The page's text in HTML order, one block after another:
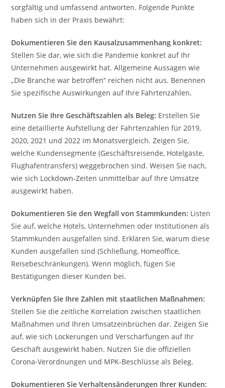
sorgfältig und umfassend antworten. Folgende Punkte
haben sich in der Praxis bewährt:
Dokumentieren Sie den Kausalzusammenhang konkret:
Stellen Sie dar, wie sich die Pandemie konkret auf Ihr
Unternehmen ausgewirkt hat. Allgemeine Aussagen wie
„Die Branche war betroffen“ reichen nicht aus. Benennen
Sie spezifische Auswirkungen auf Ihre Fahrtenzahlen.
Nutzen Sie Ihre Geschäftszahlen als Beleg: Erstellen Sie
eine detaillierte Aufstellung der Fahrtenzahlen für 2019,
2020, 2021 und 2022 im Monatsvergleich. Zeigen Sie,
welche Kundensegmente (Geschäftsreisende, Hotelgäste,
Flughafentransfers) weggebrochen sind. Weisen Sie nach,
wie sich Lockdown-Zeiten unmittelbar auf Ihre Umsätze
ausgewirkt haben.
Dokumentieren Sie den Wegfall von Stammkunden: Listen
Sie auf, welche Hotels, Unternehmen oder Institutionen als
Stammkunden ausgefallen sind. Erklären Sie, warum diese
Kunden ausgefallen sind (Schließung, Homeoffice,
Reisebeschränkungen). Wenn möglich, fügen Sie
Bestätigungen dieser Kunden bei.
Verknüpfen Sie Ihre Zahlen mit staatlichen Maßnahmen:
Stellen Sie die zeitliche Korrelation zwischen staatlichen
Maßnahmen und Ihren Umsatzeinbrüchen dar. Zeigen Sie
auf, wie sich Lockerungen und Verschärfungen auf Ihr
Geschäft ausgewirkt haben. Nutzen Sie die offiziellen
Corona-Verordnungen und MPK-Beschlüsse als Beleg.
Dokumentieren Sie Verhaltensänderungen Ihrer Kunden: